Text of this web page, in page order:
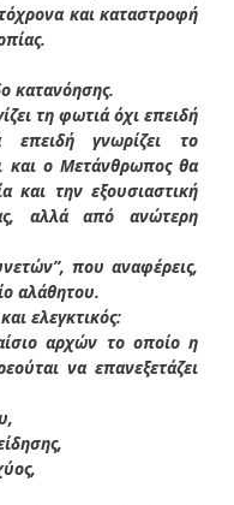
και καταστροφή
κατανόησης.
τη φωτιά όχι επειδή
γνωρίζει το
και ο Μετάνθρωπος θα
και την εξουσιαστική
αλλά από ανώτερη
που αναφέρεις,
αλάθητου.
ελεγκτικός:
αρχών το οποίο η
να επανεξετάζει